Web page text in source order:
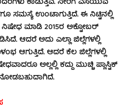
ಸಮಸ್ಯೆ ಉಂಟಾಗುತ್ತಿದೆ. ಈ ನಿಟ್ಟಿನಲ್ಲಿ
ನಿಷೇಧ ಮಾಡಿ 2015ರ ಅಕ್ಟೋಬರ್
ಆದರೆ ಅದು ಎಲ್ಲಾ ಜಿಲ್ಲೆಗಳಲ್ಲಿ
ಆಗುತ್ತಿದೆ. ಆದರೆ ಕೆಲ ಜಿಲ್ಲೆಗಳಲ್ಲಿ
ಅಲ್ಲಲ್ಲಿ ಕದ್ದು ಮುಚ್ಚಿ ಪ್ಲಾಸ್ಟಿಕ್
ನೋಡಬಹುದಾಗಿದೆ.